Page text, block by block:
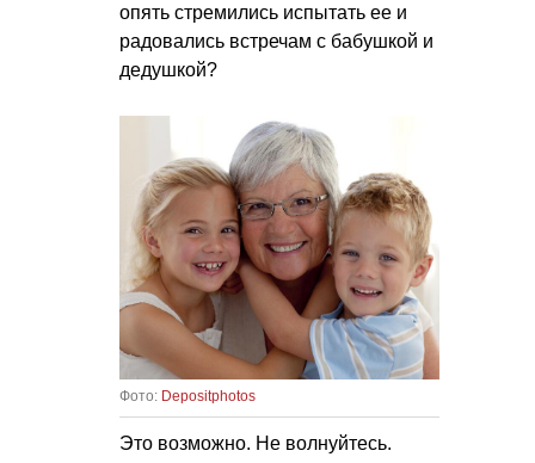
опять стремились испытать ее и
радовались встречам с бабушкой и
дедушкой?
Фото: Depositphotos
Это возможно. Не волнуйтесь.